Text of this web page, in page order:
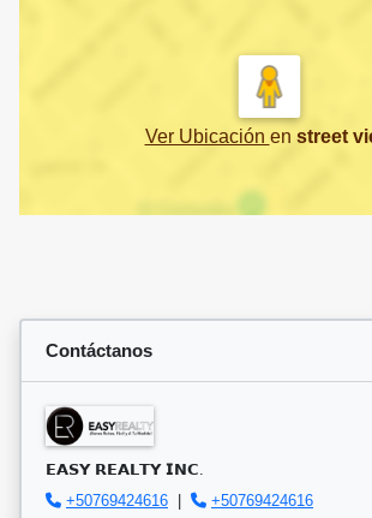
Ver Ubicación en street
Contáctanos
𝗘𝗔𝗦𝗬 𝗥𝗘𝗔𝗟𝗧𝗬 𝗜𝗡𝗖.
+50769424616 |
+50769424616